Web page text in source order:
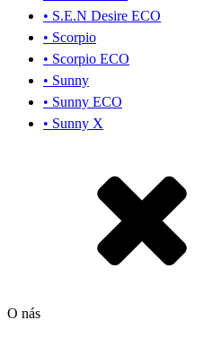
• S.E.N Desire ECO
• Scorpio
• Scorpio ECO
• Sunny
• Sunny ECO
• Sunny X
O nás